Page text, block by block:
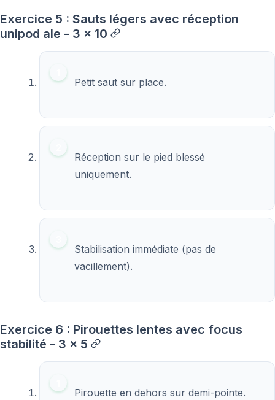
Exercice 5 : Sauts légers avec réception
unipod ale - 3 x 10
Petit saut sur place.
Réception sur le pied blessé
uniquement.
Stabilisation immédiate (pas de
vacillement).
Exercice 6 : Pirouettes lentes avec focus
stabilité - 3 x 5
Pirouette en dehors sur demi-pointe.